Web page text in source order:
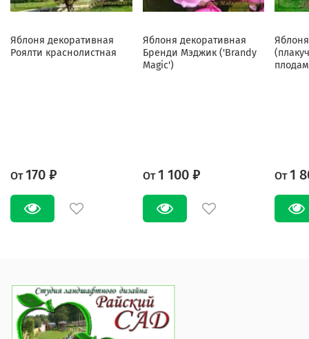
Яблоня декоративная
Роялти краснолистная
От 170 ₽
Яблоня декоративная
Бренди Мэджик ('Brandy
Magic')
От 1 100 ₽ От 1